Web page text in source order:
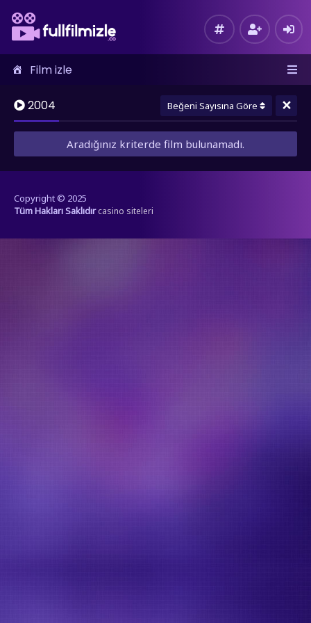
Film izle
2004 Beğeni Sayısına Göre ×
Aradığınız kriterde film bulunamadı.
Copyright © 2025
Tüm Hakları Saklıdır casino siteleri